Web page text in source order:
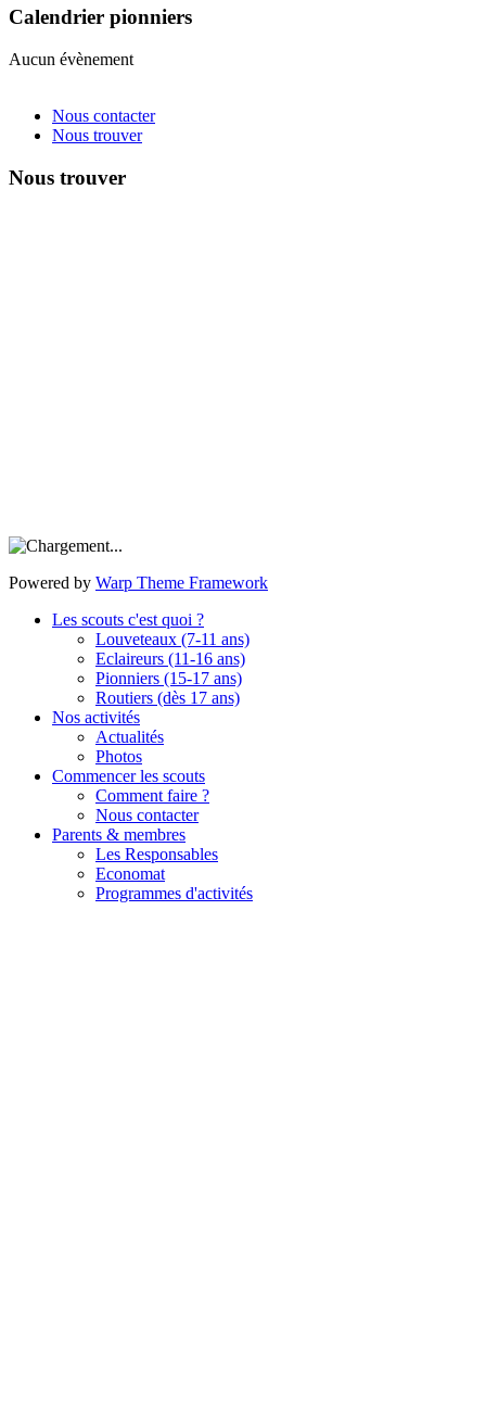
Calendrier pionniers
Aucun évènement
Nous contacter
Nous trouver
Nous trouver
Powered by Warp Theme Framework
Les scouts c'est quoi ?
Louveteaux (7-11 ans)
Eclaireurs (11-16 ans)
Pionniers (15-17 ans)
Routiers (dès 17 ans)
Nos activités
Actualités
Photos
Commencer les scouts
Comment faire ?
Nous contacter
Parents & membres
Les Responsables
Economat
Programmes d'activités